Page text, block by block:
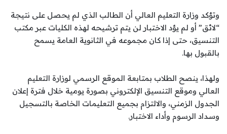
وتؤكد وزارة التعليم العالي أن الطالب الذي لم يحصل على نتيجة
“لائق” أو لم يؤد الاختبار لن يتم ترشيحه لهذه الكليات عبر مكتب
التنسيق، حتى إذا كان مجموعه في الثانوية العامة يسمح
بالقبول بها.
ولهذا، ينصح الطلاب بمتابعة الموقع الرسمي لوزارة التعليم
العالي وموقع التنسيق الإلكتروني بصورة يومية خلال فترة إعلان
الجدول الزمني، والالتزام بجميع التعليمات الخاصة بالتسجيل
وسداد الرسوم وأداء الاختبار.